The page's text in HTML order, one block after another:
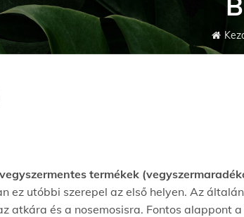
termékek
ez utóbbi szerepel az első helyen. Az
atkára és a nosemosisra. Fontos